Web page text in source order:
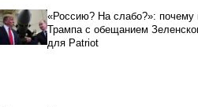
«Россию? На слабо?»: почему
Трампа с обещанием
для Patriot